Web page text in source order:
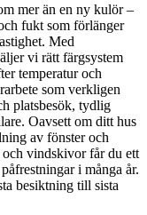
mer än en ny kulör –
fukt som förlänger
Med
vi rätt färgsystem
temperatur och
som verkligen
platsbesök, tydlig
Oavsett om ditt hus
av fönster och
vindskivor får du ett
i många år.
besiktning till sista